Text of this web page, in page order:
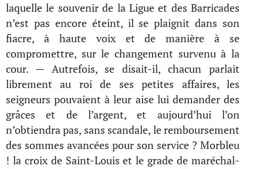
laquelle le souvenir de la Ligue et des Barricades
n’est pas encore éteint, il se plaignit dans son
fiacre, à haute voix et de manière à se
compromettre, sur le changement survenu à la
cour. — Autrefois, se disait-il, chacun parlait
librement au roi de ses petites affaires, les
seigneurs pouvaient à leur aise lui demander des
grâces et de l’argent, et aujourd’hui l’on
n’obtiendra pas, sans scandale, le remboursement
des sommes avancées pour son service ? Morbleu
! la croix de Saint-Louis et le grade de maréchal-